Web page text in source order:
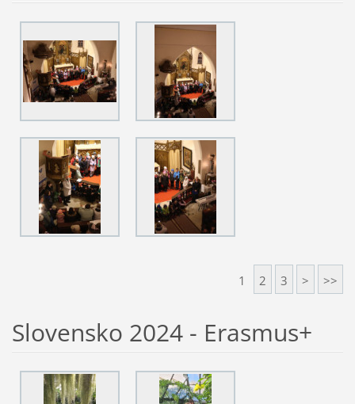
1 2 3 > >>
Slovensko 2024 - Erasmus+